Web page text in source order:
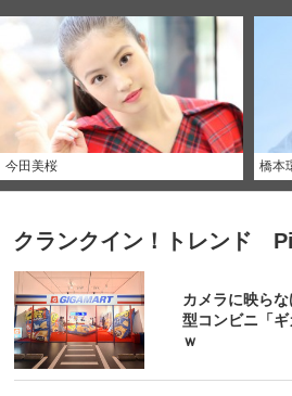
今田美桜 橋本
クランクイン！トレンド
カメラに映ら
型コンビニ「
ｗ